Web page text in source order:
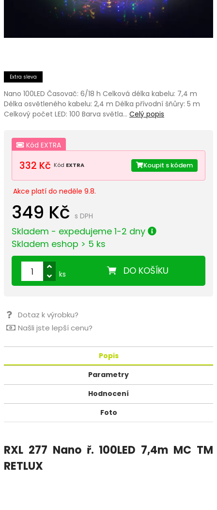
Extra sleva
Nano 100LED Časovač: 6/18 h Celková délka kabelu: 7,4 m
Délka osvětleného kabelu: 2,4 m Délka přívodní šňůry: 5 m
Celkový počet LED: 100 Barva světla… Celý popis
Kód EXTRA
332 Kč Kód EXTRA Koupit s kódem
Akce platí do neděle 9.8.
349 Kč s DPH
Skladem - expedujeme 1-2 dny
Skladem eshop > 5 ks
DO KOŠÍKU
ks
Dotaz k výrobku?
Našli jste lepší cenu?
Popis
Parametry
Hodnocení
Foto
RXL 277 Nano ř. 100LED 7,4m MC TM
RETLUX